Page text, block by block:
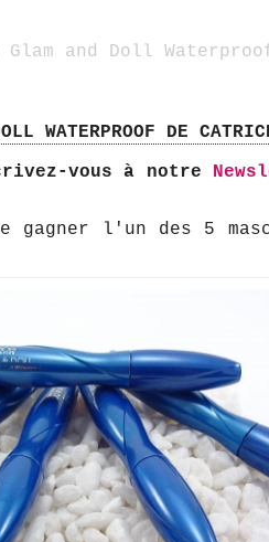
Glam and Doll
WATERPROOF DE
vous à notre
l'un des 5